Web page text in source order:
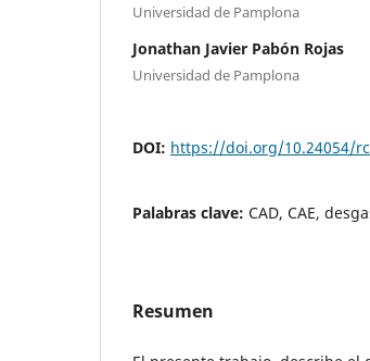
Universidad de Pamplona
Jonathan Javier Pabón Rojas
Universidad de Pamplona
DOI: https://doi.org/10.24054/
Palabras clave: CAD, CAE,
Resumen